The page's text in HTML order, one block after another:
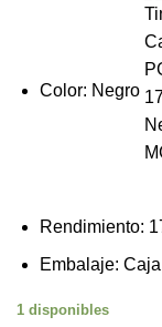
Color: Negro
Rendimiento:
Embalaje: Caja
1 disponibles